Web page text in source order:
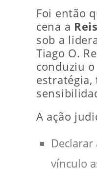
Foi então
cena a
sob a
Tiago O.
conduziu
estratégia,
A ação
vínculo